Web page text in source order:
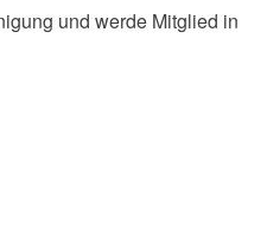
und werde Mitglied in